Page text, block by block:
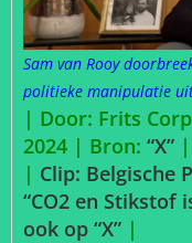
Sam van Rooy
politieke manipulatie
| Door: Frits
2024 | Bron: “X” |
| Clip: Belgische
“CO2 en Stikstof
ook op “X” |